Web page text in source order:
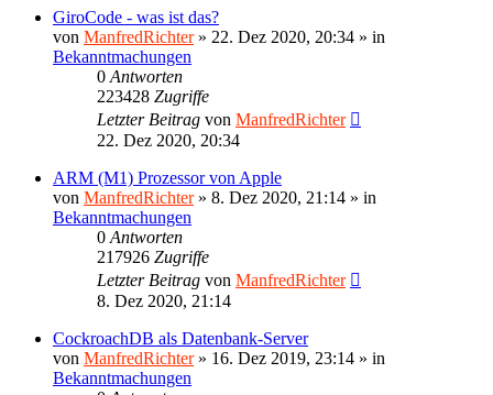
GiroCode - was ist das?
von ManfredRichter» 22. Dez 2020, 20:34 » in
Bekanntmachungen
0 Antworten
223428 Zugriffe
Letzter Beitrag von ManfredRichter
22. Dez 2020, 20:34
ARM (M1) Prozessor von Apple
von ManfredRichter» 8. Dez 2020, 21:14 » in
Bekanntmachungen
0 Antworten
217926 Zugriffe
Letzter Beitrag von ManfredRichter
8. Dez 2020, 21:14
CockroachDB als Datenbank-Server
von ManfredRichter» 16. Dez 2019, 23:14 » in
Bekanntmachungen